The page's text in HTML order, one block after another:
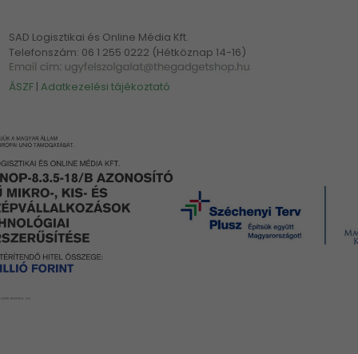
SAD Logisztikai és Online Média Kft.
Telefonszám: 06 1 255 0222 (Hétköznap 14-16)
ÁSZF |Adatkezelési tájékoztató